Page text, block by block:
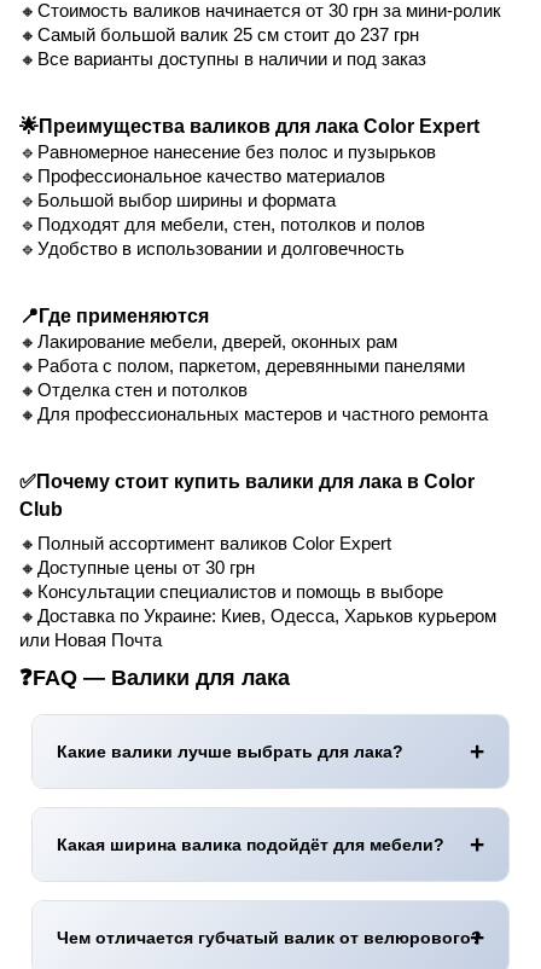
🔸Стоимость валиков начинается от 30 грн за мини-ролик
🔸Самый большой валик 25 см стоит до 237 грн
🔸Все варианты доступны в наличии и под заказ
🌟Преимущества валиков для лака Color Expert
🔹Равномерное нанесение без полос и пузырьков
🔹Профессиональное качество материалов
🔹Большой выбор ширины и формата
🔹Подходят для мебели, стен, потолков и полов
🔹Удобство в использовании и долговечность
📍Где применяются
🔸Лакирование мебели, дверей, оконных рам
🔸Работа с полом, паркетом, деревянными панелями
🔸Отделка стен и потолков
🔸Для профессиональных мастеров и частного ремонта
✅Почему стоит купить валики для лака в Color
Club
🔸Полный ассортимент валиков Color Expert
🔸Доступные цены от 30 грн
🔸Консультации специалистов и помощь в выборе
🔸Доставка по Украине: Киев, Одесса, Харьков курьером
или Новая Почта
❓FAQ — Валики для лака
Какие валики лучше выбрать для лака?
Какая ширина валика подойдёт для мебели?
Чем отличается губчатый валик от велюрового?